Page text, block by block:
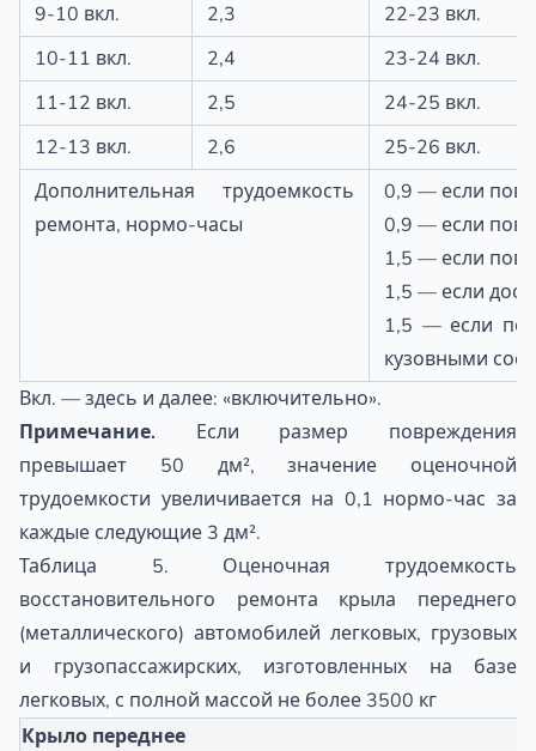
9-10 вкл.
2,3
22-23 вкл.
10-11 вкл.
2,4
23-24 вкл.
11-12 вкл.
2,5
24-25 вкл.
12-13 вкл.
2,6
25-26 вкл.
Дополнительная трудоемкость
ремонта, нормо-часы
0,9 — если
0,9 — если
1,5 — если
1,5 — если
1,5 — если
кузовными
Вкл. — здесь и далее: «включительно».
Примечание. Если размер повреждения
превышает 50 дм², значение оценочной
трудоемкости увеличивается на 0,1 нормо-час за
каждые следующие 3 дм².
Таблица 5. Оценочная трудоемкость
восстановительного ремонта крыла переднего
(металлического) автомобилей легковых, грузовых
и грузопассажирских, изготовленных на базе
легковых, с полной массой не более 3500 кг
Крыло переднее